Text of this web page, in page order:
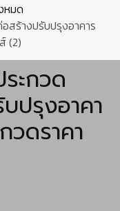
หมด
สร้างปรับปรุงอาคาร
(2)
ระกวด
ปรุงอาคา
วดราคา